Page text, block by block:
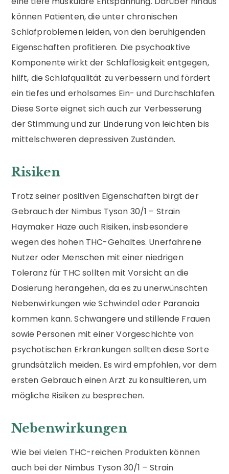
können Patienten, die unter chronischen
Schlafproblemen leiden, von den beruhigenden
Eigenschaften profitieren. Die psychoaktive
Komponente wirkt der Schlaflosigkeit entgegen,
hilft, die Schlafqualität zu verbessern und fördert
ein tiefes und erholsames Ein- und Durchschlafen.
Diese Sorte eignet sich auch zur Verbesserung
der Stimmung und zur Linderung von leichten bis
mittelschweren depressiven Zuständen.
Risiken
Trotz seiner positiven Eigenschaften birgt der
Gebrauch der Nimbus Tyson 30/1 – Strain
Haymaker Haze auch Risiken, insbesondere
wegen des hohen THC-Gehaltes. Unerfahrene
Nutzer oder Menschen mit einer niedrigen
Toleranz für THC sollten mit Vorsicht an die
Dosierung herangehen, da es zu unerwünschten
Nebenwirkungen wie Schwindel oder Paranoia
kommen kann. Schwangere und stillende Frauen
sowie Personen mit einer Vorgeschichte von
psychotischen Erkrankungen sollten diese Sorte
grundsätzlich meiden. Es wird empfohlen, vor dem
ersten Gebrauch einen Arzt zu konsultieren, um
mögliche Risiken zu besprechen.
Nebenwirkungen
Wie bei vielen THC-reichen Produkten können
auch bei der Nimbus Tyson 30/1 – Strain